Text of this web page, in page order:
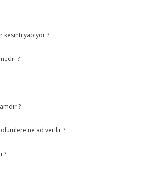
kesinti yapıyor ?
?
?
ne ad verilir ?
?